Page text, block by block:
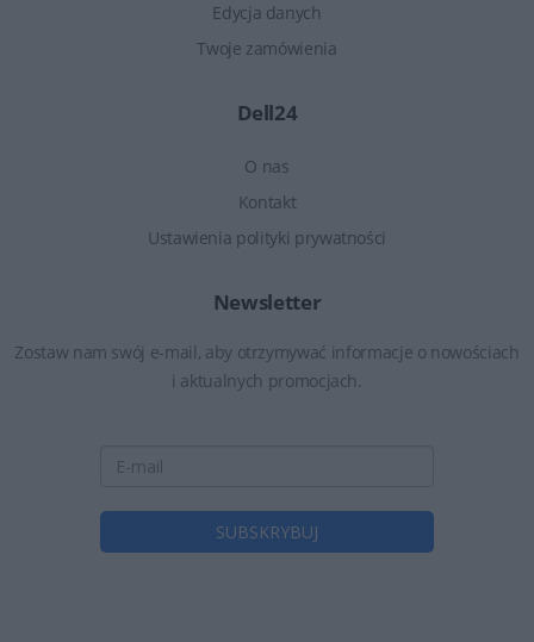
Edycja danych
Twoje zamówienia
Dell24
O nas
Kontakt
Ustawienia polityki prywatności
Newsletter
Zostaw nam swój e-mail, aby otrzymywać informacje o nowościach
i aktualnych promocjach.